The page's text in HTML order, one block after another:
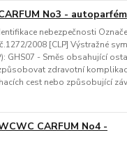
No3 - autoparfém
nebezpečnosti
2008 [CLP] Výstražné
GHS07 - Směs obsahující
zdravotní
cest nebo způsobující
CARFUM No4 -